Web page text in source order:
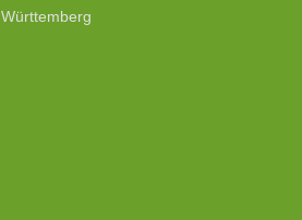
Württemberg